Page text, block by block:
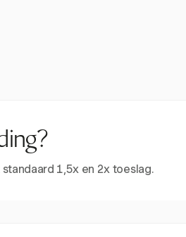
1,5x en 2x toeslag.